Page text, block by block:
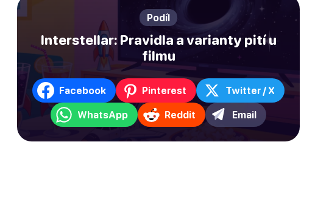
Podíl
Interstellar: Pravidla a varianty pití u
filmu
Facebook Pinterest Twitter / X
WhatsApp Reddit Email